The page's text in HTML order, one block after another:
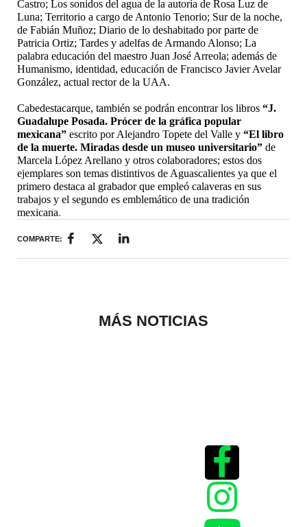
Castro; Los sonidos del agua de la autoría de Rosa Luz de
Luna; Territorio a cargo de Antonio Tenorio; Sur de la noche,
de Fabián Muñoz; Diario de lo deshabitado por parte de
Patricia Ortiz; Tardes y adelfas de Armando Alonso; La
palabra educación del maestro Juan José Arreola; además de
Humanismo, identidad, educación de Francisco Javier Avelar
González, actual rector de la UAA.
Cabedestacarque, también se podrán encontrar los libros “J.
Guadalupe Posada. Prócer de la gráfica popular
mexicana” escrito por Alejandro Topete del Valle y “El libro
de la muerte. Miradas desde un museo universitario” de
Marcela López Arellano y otros colaboradores; estos dos
ejemplares son temas distintivos de Aguascalientes ya que el
primero destaca al grabador que empleó calaveras en sus
trabajos y el segundo es emblemático de una tradición
mexicana.
COMPARTE:
MÁS NOTICIAS